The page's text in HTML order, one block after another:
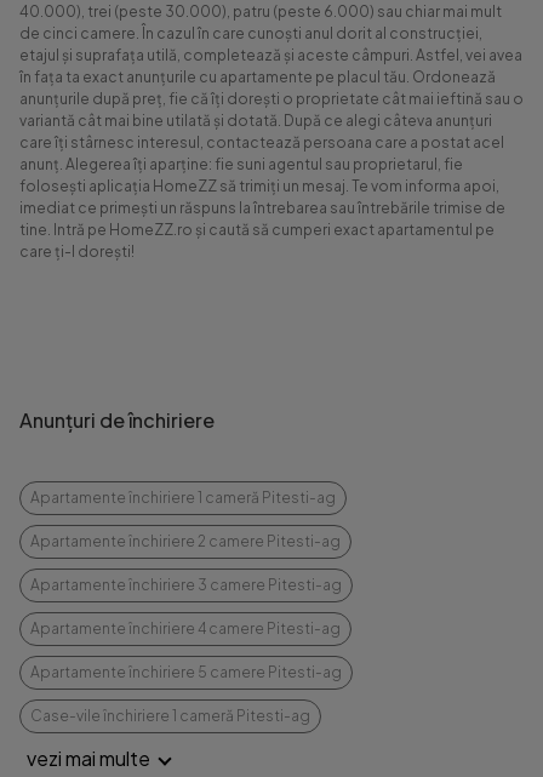
40.000), trei (peste 30.000), patru (peste 6.000) sau chiar mai mult
de cinci camere. În cazul în care cunoști anul dorit al construcției,
etajul și suprafața utilă, completează și aceste câmpuri. Astfel, vei avea
în fața ta exact anunțurile cu apartamente pe placul tău. Ordonează
anunțurile după preț, fie că îți dorești o proprietate cât mai ieftină sau o
variantă cât mai bine utilată și dotată. După ce alegi câteva anunțuri
care îți stârnesc interesul, contactează persoana care a postat acel
anunț. Alegerea îți aparține: fie suni agentul sau proprietarul, fie
folosești aplicația HomeZZ să trimiți un mesaj. Te vom informa apoi,
imediat ce primești un răspuns la întrebarea sau întrebările trimise de
tine. Intră pe HomeZZ.ro și caută să cumperi exact apartamentul pe
care ți-l dorești!
Anunțuri de închiriere
Apartamente închiriere 1 cameră Pitesti-ag
Apartamente închiriere 2 camere Pitesti-ag
Apartamente închiriere 3 camere Pitesti-ag
Apartamente închiriere 4 camere Pitesti-ag
Apartamente închiriere 5 camere Pitesti-ag
Case-vile închiriere 1 cameră Pitesti-ag
vezi mai multe